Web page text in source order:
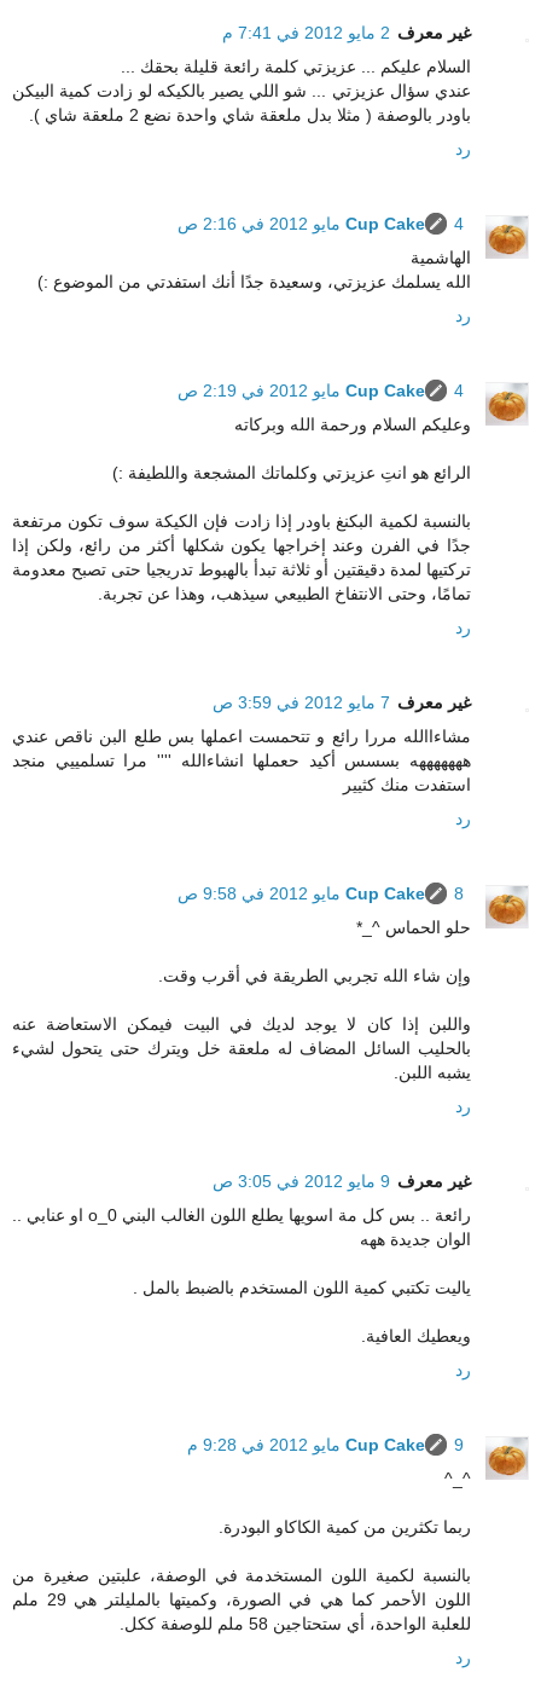
غير معرف 2 مايو 2012 في 7:41 م
السلام عليكم ... عزيزتي كلمة رائعة قليلة بحقك ...
عندي سؤال عزيزتي ... شو اللي يصير بالكيكه لو زادت كمية البيكن
باودر بالوصفة ( مثلا بدل ملعقة شاي واحدة نضع 2 ملعقة شاي ).
رد
Cup Cake
4 مايو 2012 في 2:16 ص
الهاشمية
الله يسلمك عزيزتي، وسعيدة جدًا أنك استفدتي من الموضوع :)
رد
Cup Cake
4 مايو 2012 في 2:19 ص
وعليكم السلام ورحمة الله وبركاته
الرائع هو انتِ عزيزتي وكلماتك المشجعة واللطيفة :)
بالنسبة لكمية البكنغ باودر إذا زادت فإن الكيكة سوف تكون مرتفعة
جدًا في الفرن وعند إخراجها يكون شكلها أكثر من رائع، ولكن إذا
تركتيها لمدة دقيقتين أو ثلاثة تبدأ بالهبوط تدريجيا حتى تصبح معدومة
تمامًا، وحتى الانتفاخ الطبيعي سيذهب، وهذا عن تجربة.
رد
غير معرف 7 مايو 2012 في 3:59 ص
مشاءاالله مررا رائع و تتحمست اعملها بس طلع البن ناقص عندي
هههههههه بسسس أكيد حعملها انشاءالله '''' مرا تسلمييي منجد
استفدت منك كثيير
رد
Cup Cake
8 مايو 2012 في 9:58 ص
حلو الحماس ^_*
وإن شاء الله تجربي الطريقة في أقرب وقت.
واللبن إذا كان لا يوجد لديك في البيت فيمكن الاستعاضة عنه
بالحليب السائل المضاف له ملعقة خل ويترك حتى يتحول لشيء
يشبه اللبن.
رد
غير معرف 9 مايو 2012 في 3:05 ص
رائعة .. بس كل مة اسويها يطلع اللون الغالب البني o_0 او عنابي ..
الوان جديدة ههه
ياليت تكتبي كمية اللون المستخدم بالضبط بالمل .
ويعطيك العافية.
رد
Cup Cake
9 مايو 2012 في 9:28 م
^_^
ربما تكثرين من كمية الكاكاو البودرة.
بالنسبة لكمية اللون المستخدمة في الوصفة، علبتين صغيرة من
اللون الأحمر كما هي في الصورة، وكميتها بالمليلتر هي 29 ملم
للعلبة الواحدة، أي ستحتاجين 58 ملم للوصفة ككل.
رد